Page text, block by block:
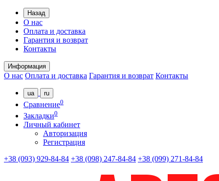
Назад
О нас
Оплата и доставка
Гарантия и возврат
Контакты
Информация
О нас Оплата и доставка Гарантия и возврат Контакты
ua ru
Сравнение0
Закладки0
Личный кабинет
Авторизация
Регистрация
+38 (093) 929-84-84 +38 (098) 247-84-84 +38 (099) 271-84-84